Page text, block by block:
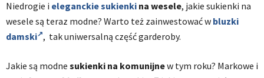
Niedrogie i eleganckie sukienki na wesele, jakie sukienki na
wesele są teraz modne? Warto też zainwestować w bluzki
damski , tak uniwersalną część garderoby.
Jakie są modne sukienki na komunijnew tym roku? Markowe i